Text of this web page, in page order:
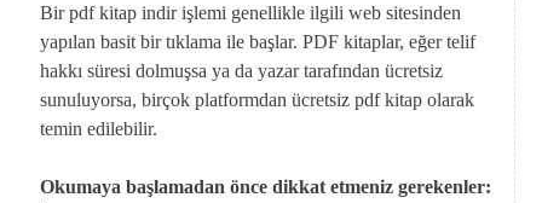
Bir pdf kitap indir işlemi genellikle ilgili web sitesinden
yapılan basit bir tıklama ile başlar. PDF kitaplar, eğer telif
hakkı süresi dolmuşsa ya da yazar tarafından ücretsiz
sunuluyorsa, birçok platformdan ücretsiz pdf kitap olarak
temin edilebilir.
Okumaya başlamadan önce dikkat etmeniz gerekenler: